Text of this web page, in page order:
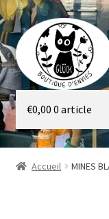
Aller
à
la
navigation
Aller
au
contenu
Galerie
Boutique
€0,00 0 article
Accueil MINES